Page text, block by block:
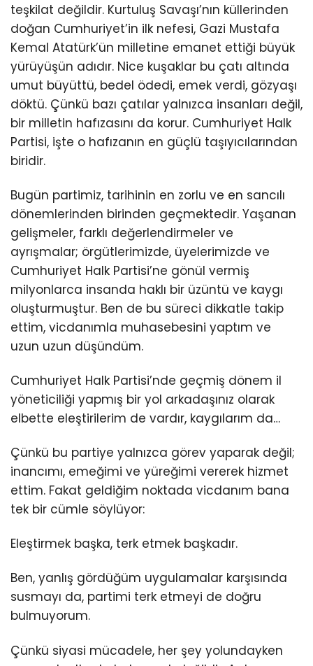
teşkilat değildir. Kurtuluş Savaşı’nın küllerinden
doğan Cumhuriyet’in ilk nefesi, Gazi Mustafa
Kemal Atatürk’ün milletine emanet ettiği büyük
yürüyüşün adıdır. Nice kuşaklar bu çatı altında
umut büyüttü, bedel ödedi, emek verdi, gözyaşı
döktü. Çünkü bazı çatılar yalnızca insanları değil,
bir milletin hafızasını da korur. Cumhuriyet Halk
Partisi, işte o hafızanın en güçlü taşıyıcılarından
biridir.
Bugün partimiz, tarihinin en zorlu ve en sancılı
dönemlerinden birinden geçmektedir. Yaşanan
gelişmeler, farklı değerlendirmeler ve
ayrışmalar; örgütlerimizde, üyelerimizde ve
Cumhuriyet Halk Partisi’ne gönül vermiş
milyonlarca insanda haklı bir üzüntü ve kaygı
oluşturmuştur. Ben de bu süreci dikkatle takip
ettim, vicdanımla muhasebesini yaptım ve
uzun uzun düşündüm.
Cumhuriyet Halk Partisi’nde geçmiş dönem il
yöneticiliği yapmış bir yol arkadaşınız olarak
elbette eleştirilerim de vardır, kaygılarım da…
Çünkü bu partiye yalnızca görev yaparak değil;
inancımı, emeğimi ve yüreğimi vererek hizmet
ettim. Fakat geldiğim noktada vicdanım bana
tek bir cümle söylüyor:
Eleştirmek başka, terk etmek başkadır.
Ben, yanlış gördüğüm uygulamalar karşısında
susmayı da, partimi terk etmeyi de doğru
bulmuyorum.
Çünkü siyasi mücadele, her şey yolundayken